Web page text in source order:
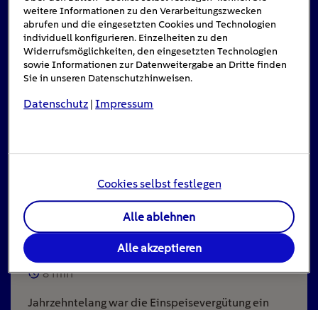
#Solarenergie
Einspeisevergütung für Photovoltaik-
Anlagen
8min
Jahrzehntelang war die Einspeisevergütung ein
weitere Informationen zu den Verarbeitungszwecken
abrufen und die eingesetzten Cookies und Technologien
individuell konfigurieren. Einzelheiten zu den
Widerrufsmöglichkeiten, den eingesetzten Technologien
sowie Informationen zur Datenweitergabe an Dritte finden
Sie in unseren Datenschutzhinweisen.
Datenschutz |Impressum
Cookies selbst festlegen
Alle ablehnen
Alle akzeptieren